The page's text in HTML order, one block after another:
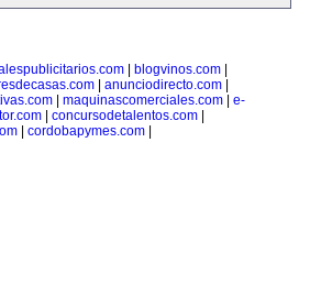
blogvinos.com
| anunciodirecto.com|
maquinascomerciales.com
e-
concursodetalentos.com
| cordobapymes.com|